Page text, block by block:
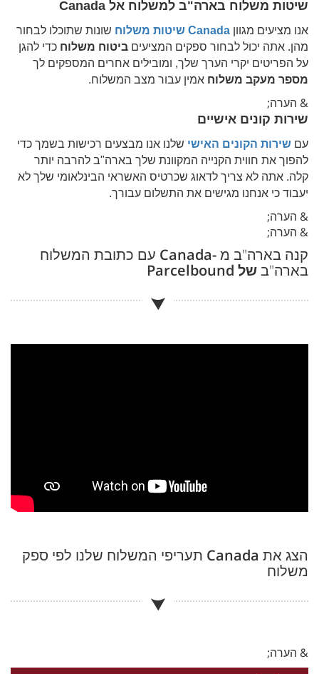
שיטות משלוח בארה"ב למשלוח אל Canada
אנו מציעים מגוון Canada שיטות משלוח שונות שתוכלו לבחור
מהן. אתה יכול לבחור ספקים המציעים ביטוח משלוח כדי להגן
על הפריטים יקרי הערך שלך, ומובילים אחרים המספקים לך
מספר מעקב משלוח אמין עבור מצב המשלוח.
& הערה;
שירות קונים אישיים
עם שירות הקונים האישי שלנו אנו מבצעים רכישות בשמך כדי
להפוך את חווית הקנייה המקוונת שלך בארה"ב להרבה יותר
קלה. אתה לא צריך לדאוג שכרטיס האשראי הבינלאומי שלך לא
יעבוד כי אנחנו מגישים את התשלום עבורך.
& הערה;
& הערה;
קנה בארה"ב מ-Canada
עם כתובת המשלוח
בארה"בשל Parcelbound
הצג את Canada תעריפי המשלוח שלנו לפי ספק
משלוח
& הערה;